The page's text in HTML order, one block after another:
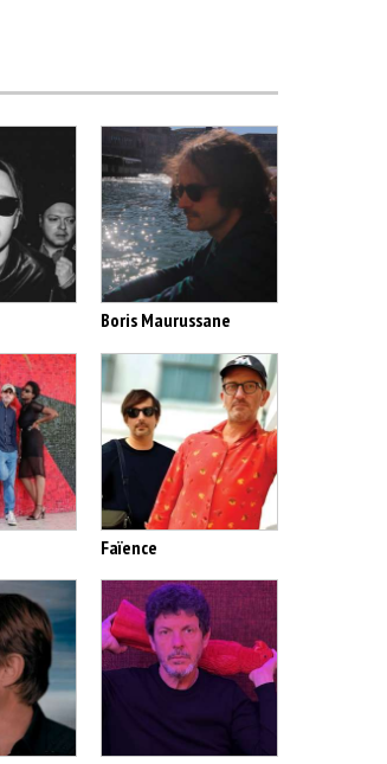
Boris Maurussane
Faïence